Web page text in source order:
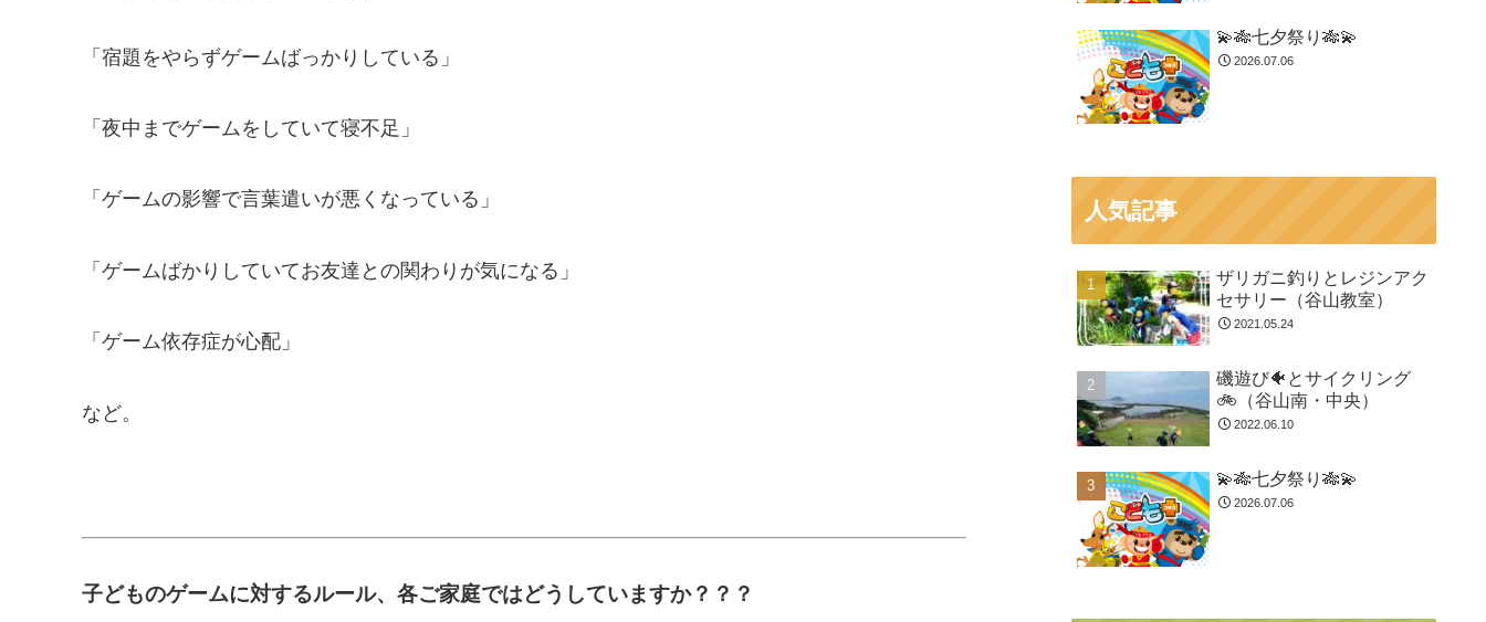
「宿題をやらずゲームばっかりしている」
「夜中までゲームをしていて寝不足」
「ゲームの影響で言葉遣いが悪くなっている」
「ゲームばかりしていてお友達との関わりが気になる」
「ゲーム依存症が心配」
など。
子どものゲームに対するルール、各ご家庭ではどうしていますか？？？
💫🎋七夕祭り🎋💫
2026.07.06
人気記事
ザリガニ釣りとレジンアク
セサリー（谷山教室）
2021.05.24
磯遊び🐠とサイクリング
🚲（谷山南・中央）
2022.06.10
💫🎋七夕祭り🎋💫
2026.07.06